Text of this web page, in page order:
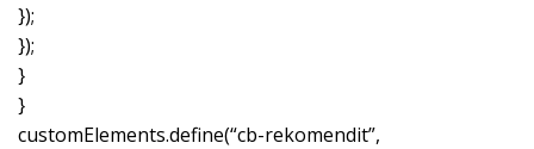
});
});
}
}
customElements.define(“cb-rekomendit”,